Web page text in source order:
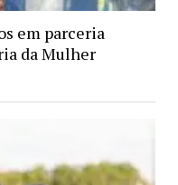
em parceria
da Mulher